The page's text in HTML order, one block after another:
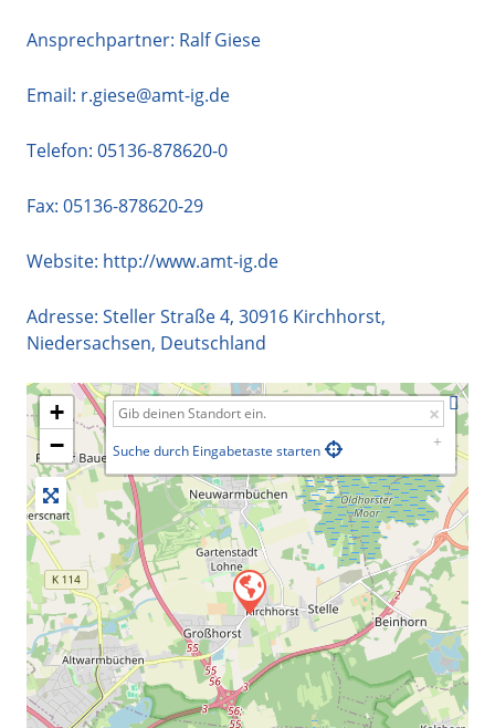
Ansprechpartner: Ralf Giese
Email: r.giese@amt-ig.de
Telefon: 05136-878620-0
Fax: 05136-878620-29
Website: http://www.amt-ig.de
Adresse: Steller Straße 4, 30916 Kirchhorst,
Niedersachsen, Deutschland
+
−
Suche durch Eingabetaste starten